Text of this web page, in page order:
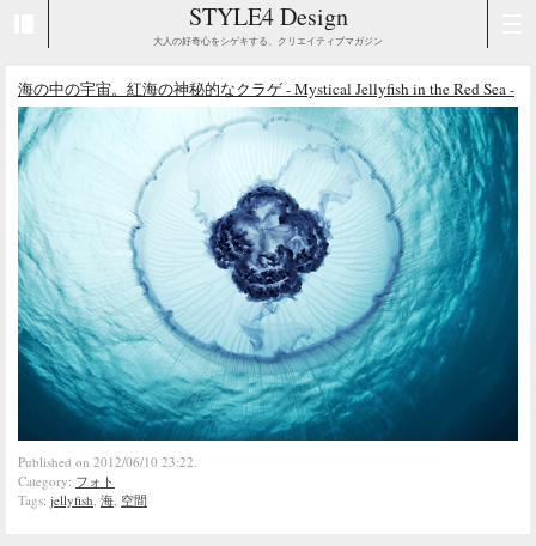
STYLE4 Design
大人の好奇心をシゲキする、クリエイティブマガジン
海の中の宇宙。紅海の神秘的なクラゲ - Mystical Jellyfish in the Red Sea -
Published on 2012/06/10 23:22.
Category: フォト
Tags: jellyfish 海 空間